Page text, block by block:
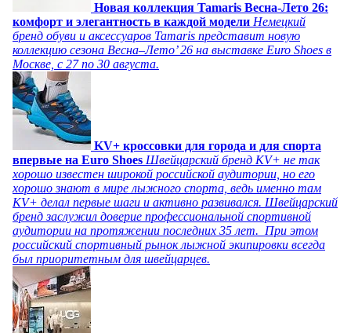
Новая коллекция Tamaris Весна-Лето 26:
комфорт и элегантность в каждой модели Немецкий
бренд обуви и аксессуаров Tamaris представит новую
коллекцию сезона Весна–Лето’ 26 на выставке Euro Shoes в
Москве, с 27 по 30 августа.
KV+ кроссовки для города и для спорта
впервые на Euro Shoes Швейцарский бренд KV+ не так
хорошо известен широкой российской аудитории, но его
хорошо знают в мире лыжного спорта, ведь именно там
KV+ делал первые шаги и активно развивался. Швейцарский
бренд заслужил доверие профессиональной спортивной
аудитории на протяжении последних 35 лет. При этом
российский спортивный рынок лыжной экипировки всегда
был приоритетным для швейцарцев.